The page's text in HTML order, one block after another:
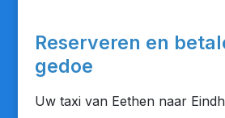
Reserveren en
gedoe
Uw taxi van Eethen naar